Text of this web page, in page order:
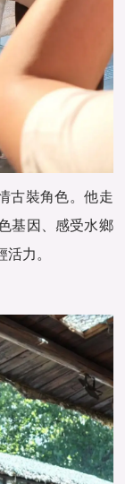
古裝角色。他走
基因、感受水鄉
力。